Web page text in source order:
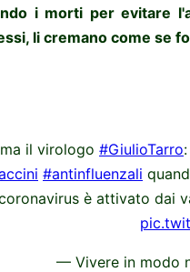
i morti per evitare
li cremano come se
il virologo #GiulioTarro
#antinfluenzali
è attivato dai
— Vivere in modo